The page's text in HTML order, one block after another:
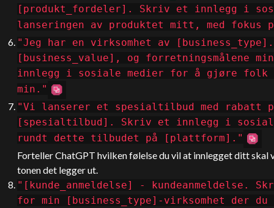
[produkt_fordeler]. Skriv et innlegg i
lanseringen av produktet mitt, med fokus
"Jeg har en virksomhet av [business_type].
[business_value], og forretningsmålene
innlegg i sosiale medier for å gjøre folk
min."
"Vi lanserer et spesialtilbud med rabatt
[spesialtilbud]. Skriv et innlegg i sosiale
rundt dette tilbudet på [plattform]."
FortellerChatGPT hvilken følelse du vil at innlegget ditt skal
tonen det legger ut.
"[kunde_anmeldelse] - kundeanmeldelse.
for min [business_type]-virksomhet der du